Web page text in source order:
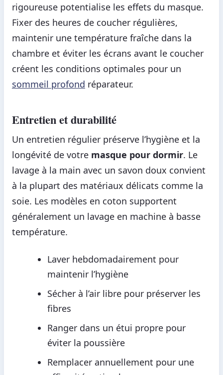
rigoureuse potentialise les effets du masque.
Fixer des heures de coucher régulières,
maintenir une température fraîche dans la
chambre et éviter les écrans avant le coucher
créent les conditions optimales pour un
sommeil profond réparateur.
Entretien et durabilité
Un entretien régulier préserve l’hygiène et la
longévité de votre masque pour dormir. Le
lavage à la main avec un savon doux convient
à la plupart des matériaux délicats comme la
soie. Les modèles en coton supportent
généralement un lavage en machine à basse
température.
Laver hebdomadairement pour
maintenir l’hygiène
Sécher à l’air libre pour préserver les
fibres
Ranger dans un étui propre pour
éviter la poussière
Remplacer annuellement pour une